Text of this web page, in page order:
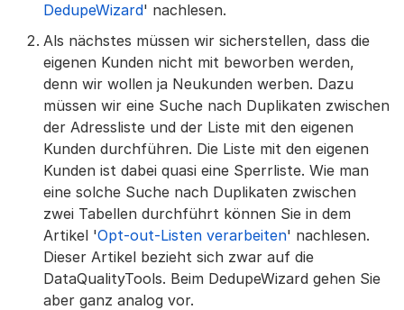
DedupeWizard' nachlesen.
Als nächstes müssen wir sicherstellen, dass die
eigenen Kunden nicht mit beworben werden,
denn wir wollen ja Neukunden werben. Dazu
müssen wir eine Suche nach Duplikaten zwischen
der Adressliste und der Liste mit den eigenen
Kunden durchführen. Die Liste mit den eigenen
Kunden ist dabei quasi eine Sperrliste. Wie man
eine solche Suche nach Duplikaten zwischen
zwei Tabellen durchführt können Sie in dem
Artikel 'Opt-out-Listen verarbeiten' nachlesen.
Dieser Artikel bezieht sich zwar auf die
DataQualityTools. Beim DedupeWizard gehen Sie
aber ganz analog vor.